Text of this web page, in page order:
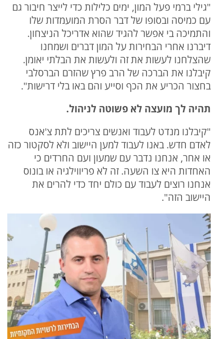
"גילי ברמי פעל המון, ימים כלילות כדי לייצר חיבור גם
עם כמיסה ובסופו של דבר הסרת המועמדות שלו
והתמיכה בי אפשר להגיד שהוא אדריכל הניצחון.
דיברנו אחרי הבחירות על המון דברים ושמחנו
שהצלחנו לעשות את זה ולעשות את הבלתי יאומן.
קיבלנו את הברכה של הרב פרץ שהזרם הברסלבי
בחצור הכריע את הכף וסייע והם באו בלי דרישות".
תהיה לך מועצה לא פשוטה לניהול.
"קיבלנו מנדט לעבוד ואנשים צריכים לתת צ'אנס
לאדם חדש. באנו לעבוד למען היישוב ולא לסקטור כזה
או אחר, אנחנו נדבר עם שמעון ועם החרדים כי
האחדות היא צו השעה. זה לא פריווילגיה או בונוס
אנחנו רוצים לעבוד עם כולם יחד כדי להרים את
היישוב הזה".